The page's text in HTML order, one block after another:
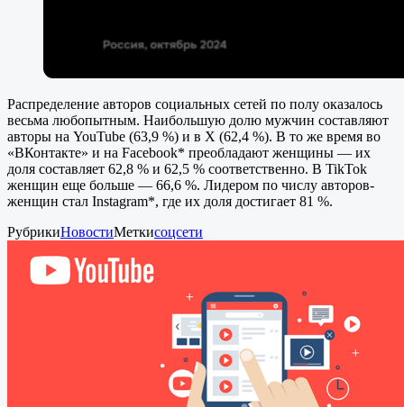
Распределение авторов социальных сетей по полу оказалось
весьма любопытным. Наибольшую долю мужчин составляют
авторы на YouTube (63,9 %) и в X (62,4 %). В то же время во
«ВКонтакте» и на Facebook* преобладают женщины — их
доля составляет 62,8 % и 62,5 % соответственно. В TikTok
женщин еще больше — 66,6 %. Лидером по числу авторов-
женщин стал Instagram*, где их доля достигает 81 %.
РубрикиНовостиМеткисоцсети